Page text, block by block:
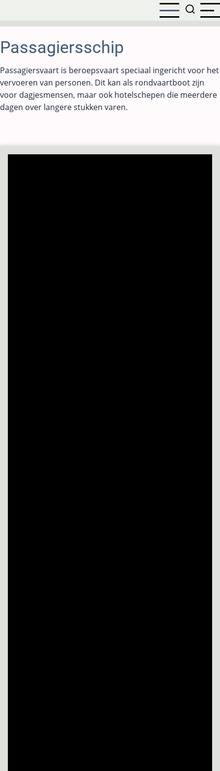
de
inhoud
gaan
Passagiersschip
Passagiersvaart is beroepsvaart speciaal ingericht voor het
vervoeren van personen. Dit kan als rondvaartboot zijn
voor dagjesmensen, maar ook hotelschepen die meerdere
dagen over langere stukken varen.